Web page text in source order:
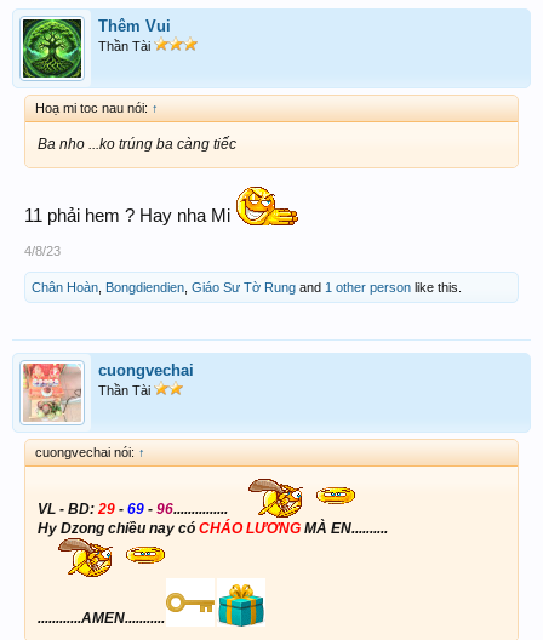
Thêm Vui
Thần Tài
Hoạ mi toc nau nói: ↑
Ba nho ...ko trúng ba càng tiếc
11 phải hem ? Hay nha Mi
4/8/23
Chân Hoàn Bongdiendien Giáo Sư Tờ Rung and 1 other person like this.
cuongvechai
Thần Tài
cuongvechai nói: ↑
VL - BD: 29 - 69 - 96...............
Hy Dzong chiều nay có CHÁO LƯƠNG MÀ EN..........
............AMEN...........